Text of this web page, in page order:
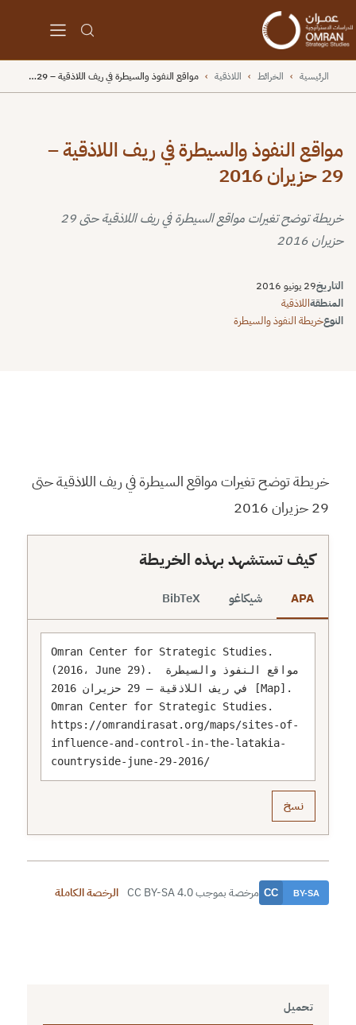
الرئيسية › الخرائط › اللاذقية › مواقع النفوذ والسيطرة في ريف اللاذقية – 29…
مواقع النفوذ والسيطرة في ريف اللاذقية –
29 حزيران 2016
خريطة توضح تغيرات مواقع السيطرة في ريف اللاذقية حتى 29
حزيران 2016
التاريخ29 يونيو 2016
المنطقةاللاذقية
النوعخريطة النفوذ والسيطرة
خريطة توضح تغيرات مواقع السيطرة في ريف اللاذقية حتى
29 حزيران 2016
كيف تستشهد بهذه الخريطة
APA شيكاغو BibTeX
Omran Center for Strategic Studies.
(2016، June 29). مواقع النفوذ والسيطرة
في ريف اللاذقية – 29 حزيران 2016 [Map].
Omran Center for Strategic Studies.
https://omrandirasat.org/maps/sites-of-
influence-and-control-in-the-latakia-
countryside-june-29-2016/
نسخ
مرخصة بموجب CC BY-SA 4.0 الرخصة الكاملة
تحميل